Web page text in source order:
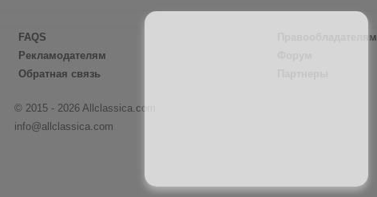
FAQS
Рекламодателям
Обратная связь
Правообладателям
© 2015 - 2026 Allclassica.com
info@allclassica.com